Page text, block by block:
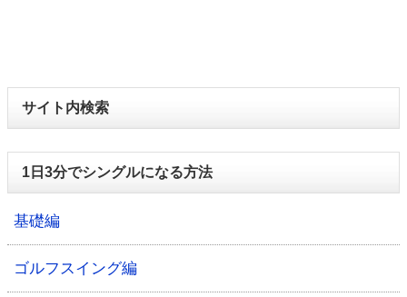
サイト内検索
1日3分でシングルになる方法
基礎編
ゴルフスイング編